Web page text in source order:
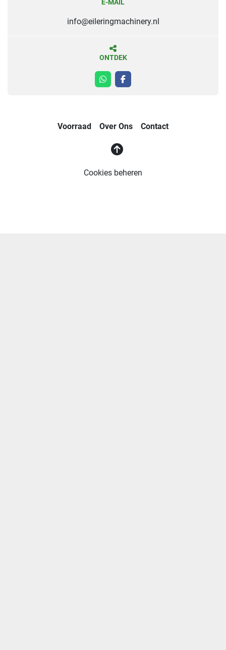
E-MAIL
info@eileringmachinery.nl
ONTDEK
whatsappfacebook
Cookies beheren
Voorraad Over Ons Contact